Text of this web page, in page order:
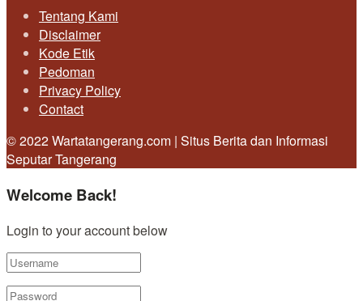
Tentang Kami
Disclaimer
Kode Etik
Pedoman
Privacy Policy
Contact
© 2022 Wartatangerang.com | Situs Berita dan Informasi
Seputar Tangerang
Welcome Back!
Login to your account below